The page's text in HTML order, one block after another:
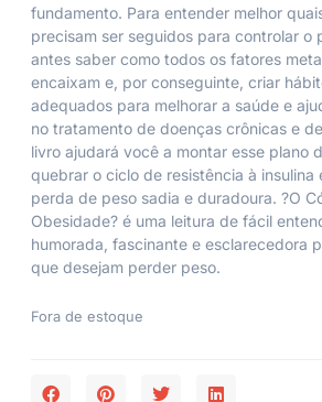
fundamento. Para entender melhor
precisam ser seguidos para controlar o
antes saber como todos os fatores
encaixam e, por conseguinte, criar
adequados para melhorar a saúde e
no tratamento de doenças crônicas e
livro ajudará você a montar esse plano
quebrar o ciclo de resistência à insulina
perda de peso sadia e duradoura. ?O
Obesidade? é uma leitura de fácil
humorada, fascinante e esclarecedora
que desejam perder peso.
Fora de estoque